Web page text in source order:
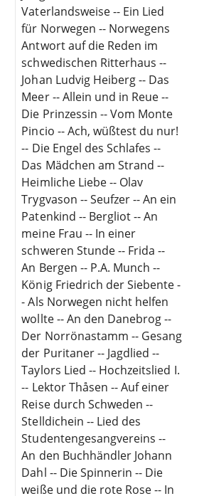
Vaterlandsweise -- Ein Lied
für Norwegen -- Norwegens
Antwort auf die Reden im
schwedischen Ritterhaus --
Johan Ludvig Heiberg -- Das
Meer -- Allein und in Reue --
Die Prinzessin -- Vom Monte
Pincio -- Ach, wüßtest du nur!
-- Die Engel des Schlafes --
Das Mädchen am Strand --
Heimliche Liebe -- Olav
Trygvason -- Seufzer -- An ein
Patenkind -- Bergliot -- An
meine Frau -- In einer
schweren Stunde -- Frida --
An Bergen -- P.A. Munch --
König Friedrich der Siebente -
- Als Norwegen nicht helfen
wollte -- An den Danebrog --
Der Norrönastamm -- Gesang
der Puritaner -- Jagdlied --
Taylors Lied -- Hochzeitslied I.
-- Lektor Thåsen -- Auf einer
Reise durch Schweden --
Stelldichein -- Lied des
Studentengesangvereins --
An den Buchhändler Johann
Dahl -- Die Spinnerin -- Die
weiße und die rote Rose -- In